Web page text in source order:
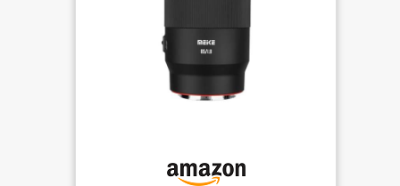
odeurs et la formation de moisissures. Vous
dormirez détendu en sachant que votre matelas
Hybrid est protégé. 🌞 VISAGE D'ÉTÉ ET VISAGE
D'HIVER : dormir frais en toute saison ne sera pas
un problème. Ce matelas en mousse à mémoire de
forme de Moisury dispose d'un côté été